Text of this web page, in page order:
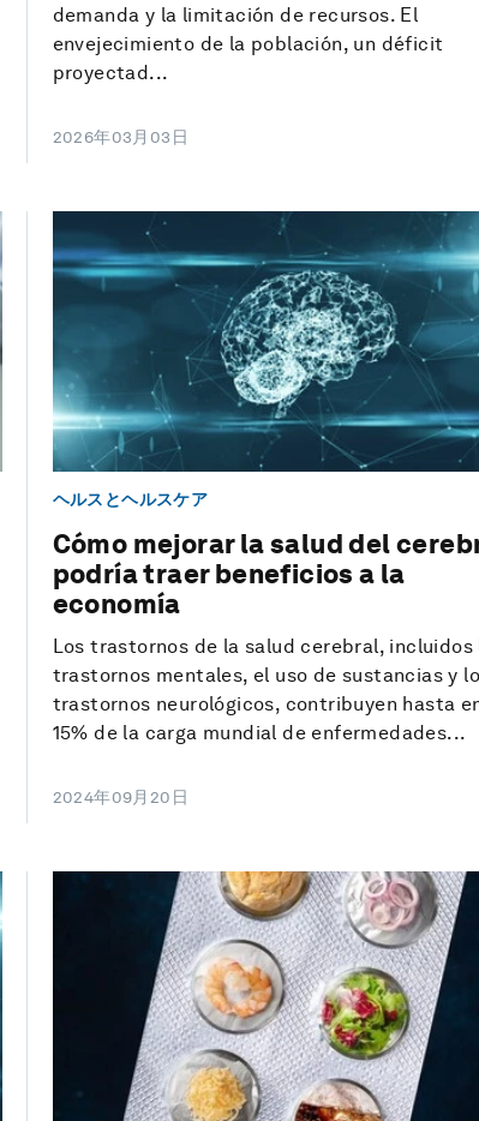
demanda y la limitación de recursos. El
envejecimiento de la población, un déficit
proyectad...
2026年03月03日
ヘルスとヘルスケア
Cómo mejorar la salud del
podría traer beneficios a la
economía
Los trastornos de la salud cerebral, incluidos
trastornos mentales, el uso de sustancias y
trastornos neurológicos, contribuyen hasta
15% de la carga mundial de enfermedades...
2024年09月20日